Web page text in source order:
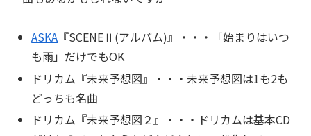
ASKA 『SCENEⅡ(アルバム)』・・・「始まりはいつ
も雨」だけでもOK
ドリカム『未来予想図』・・・未来予想図は1も2も
どっちも名曲
ドリカム『未来予想図２』・・・ドリカムは基本CD